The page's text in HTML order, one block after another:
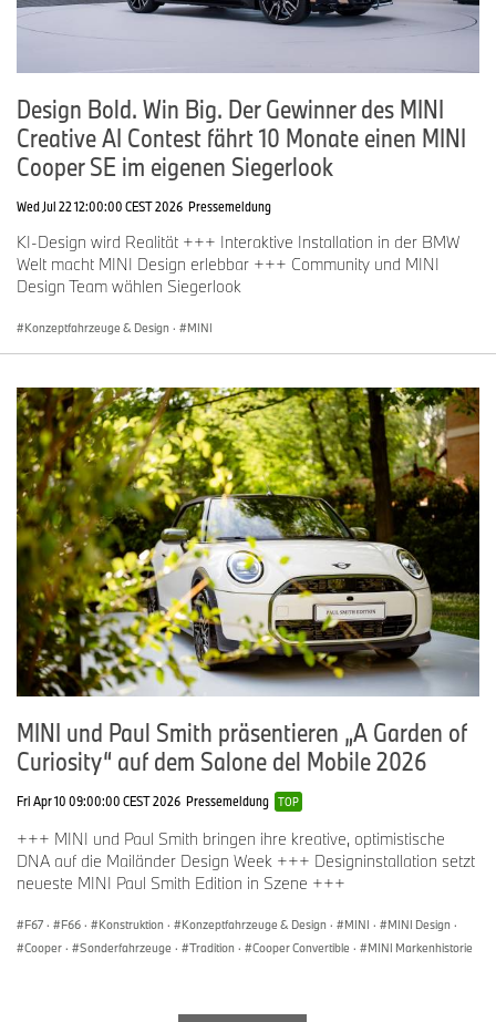
Design Bold. Win Big. Der Gewinner des MINI
Creative AI Contest fährt 10 Monate einen MINI
Cooper SE im eigenen Siegerlook
Wed Jul 22 12:00:00 CEST 2026 Pressemeldung
KI-Design wird Realität +++ Interaktive Installation in der BMW
Welt macht MINI Design erlebbar +++ Community und MINI
Design Team wählen Siegerlook
Konzeptfahrzeuge & Design · MINI
MINI und Paul Smith präsentieren „A Garden of
Curiosity“ auf dem Salone del Mobile 2026
Fri Apr 10 09:00:00 CEST 2026 Pressemeldung TOP
+++ MINI und Paul Smith bringen ihre kreative, optimistische
DNA auf die Mailänder Design Week +++ Designinstallation setzt
neueste MINI Paul Smith Edition in Szene +++
F67 · F66 · Konstruktion · Konzeptfahrzeuge & Design · MINI · MINI Design ·
Cooper · Sonderfahrzeuge · Tradition · Cooper Convertible · MINI Markenhistorie